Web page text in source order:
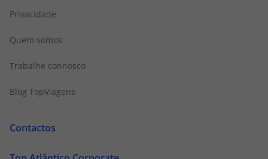
Privacidade
Quem somos
Trabalhe connosco
Blog TopViagens
Contactos